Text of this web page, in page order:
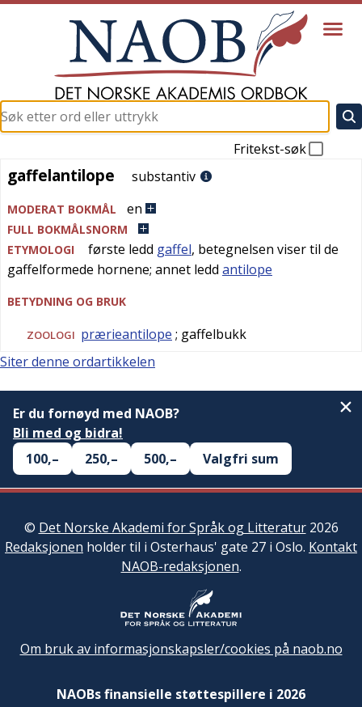
Fritekst-søk
gaffelantilope
gaffelantilope substantiv
MODERAT BOKMÅL en
FULL BOKMÅLSNORM
ETYMOLOGI
første ledd gaffel, betegnelsen viser til de
gaffelformede hornene; annet ledd antilope
BETYDNING OG BRUK
ZOOLOGI prærieantilope ; gaffelbukk
Siter denne ordartikkelen
Er du fornøyd med NAOB?
Bli med og bidra!
100,–
250,– 500,– Valgfri sum
© Det Norske Akademi for Språk og Litteratur2026
Redaksjonen holder til i Osterhaus' gate 27 i Oslo. Kontakt
NAOB-redaksjonen.
Om bruk av informasjonskapsler/cookies på naob.no
NAOBs finansielle støttespillere i 2026